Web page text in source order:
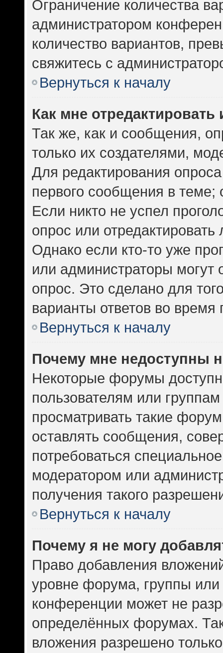
Ограничение количества
администратором
количество вариантов,
свяжитесь с
Вернуться к началу
Как мне
Так же, как и сообщения,
только их создателями,
Для редактирования
первого сообщения в теме;
Если никто не успел
опрос или
Однако если кто-то уже
или администраторы могут
опрос. Это сделано для
варианты ответов во время
Вернуться к началу
Почему мне недоступны
Некоторые форумы
пользователям или
просматривать такие
оставлять сообщения,
потребоваться
модератором или
получения такого
Вернуться к началу
Почему я не могу
Право добавления
уровне форума, группы или
конференции может не
определённых форумах.
вложения разрешено